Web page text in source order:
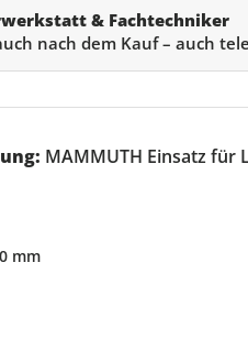
& Fachtechniker
nach dem Kauf – auch
MAMMUTH Einsatz für
mm